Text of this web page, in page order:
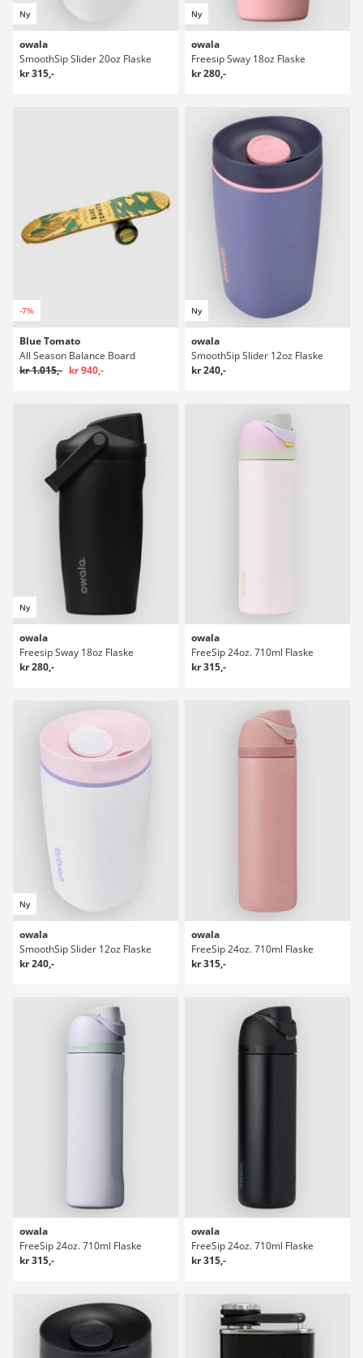
Ny
owala
SmoothSip Slider 20oz Flaske
kr 315,-
Ny
owala
Freesip Sway 18oz Flaske
kr 280,-
-7%
Blue Tomato
All Season Balance Board
kr 1.015,- kr 940,-
Ny
owala
SmoothSip Slider 12oz Flaske
kr 240,-
Ny
owala
Freesip Sway 18oz Flaske
kr 280,-
owala
FreeSip 24oz. 710ml Flaske
kr 315,-
Ny
owala
SmoothSip Slider 12oz Flaske
kr 240,-
owala
FreeSip 24oz. 710ml Flaske
kr 315,-
owala
FreeSip 24oz. 710ml Flaske
kr 315,-
owala
FreeSip 24oz. 710ml Flaske
kr 315,-